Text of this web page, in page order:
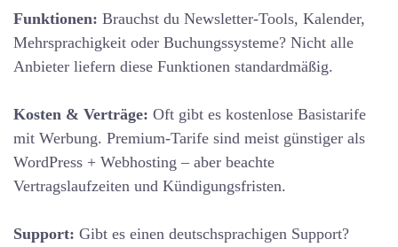
Funktionen: Brauchst du Newsletter-Tools, Kalender,
Mehrsprachigkeit oder Buchungssysteme? Nicht alle
Anbieter liefern diese Funktionen standardmäßig.
Kosten & Verträge: Oft gibt es kostenlose Basistarife
mit Werbung. Premium-Tarife sind meist günstiger als
WordPress + Webhosting – aber beachte
Vertragslaufzeiten und Kündigungsfristen.
Support: Gibt es einen deutschsprachigen Support?